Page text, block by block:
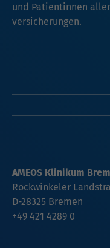
und Patientinnen
versicherungen.
AMEOS Klinikum
Rockwinkeler
D-28325 Bremen
+49 421 4289 0